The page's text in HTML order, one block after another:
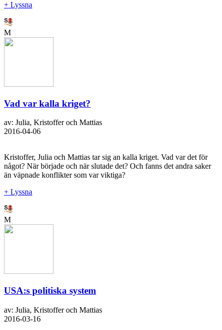
+ Lyssna
M
Vad var kalla kriget?
av: Julia, Kristoffer och Mattias
2016-04-06
Kristoffer, Julia och Mattias tar sig an kalla kriget. Vad var det för
något? När började och när slutade det? Och fanns det andra saker
än väpnade konflikter som var viktiga?
+ Lyssna
M
USA:s politiska system
av: Julia, Kristoffer och Mattias
2016-03-16